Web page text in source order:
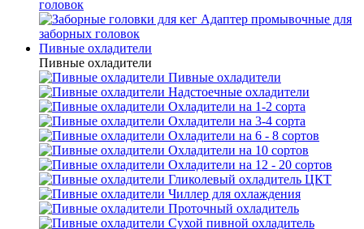
головок
Адаптер промывочные для
заборных головок
Пивные охладители
Пивные охладители
Пивные охладители
Надстоечные охладители
Охладители на 1-2 сорта
Охладители на 3-4 сорта
Охладители на 6 - 8 сортов
Охладители на 10 сортов
Охладители на 12 - 20 сортов
Гликолевый охладитель ЦКТ
Чиллер для охлаждения
Проточный охладитель
Сухой пивной охладитель